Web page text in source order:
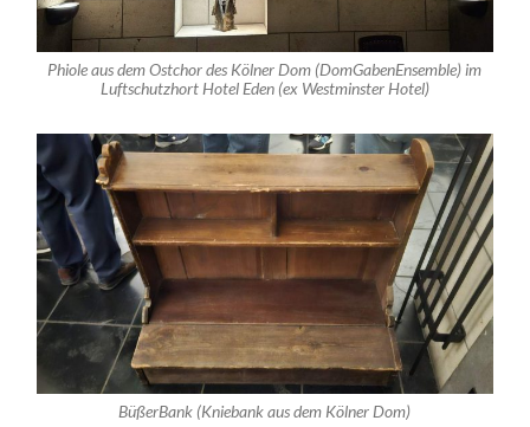
Phiole aus dem Ostchor des Kölner Dom (DomGabenEnsemble) im
Luftschutzhort Hotel Eden (ex Westminster Hotel)
BüßerBank (Kniebank aus dem Kölner Dom)